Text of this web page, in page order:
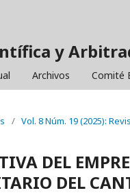
y
Archivos Comité
/ Vol. 8 Núm. 19 (2025):
DEL
DEL